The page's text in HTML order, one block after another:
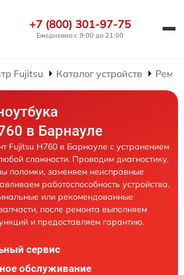
+7 (800) 301-97-75
Ежедневно с 9:00 до 21:00
Fujitsu Каталог устройств
в Барнауле
Fujitsu H760 в Барнауле с устранением
сложности. Проводим диагностику,
поломки, заменяем неисправные
работоспособность устройства.
или рекомендованные
после ремонта выполняем
и предоставляем гарантию.
сервис
обслуживание